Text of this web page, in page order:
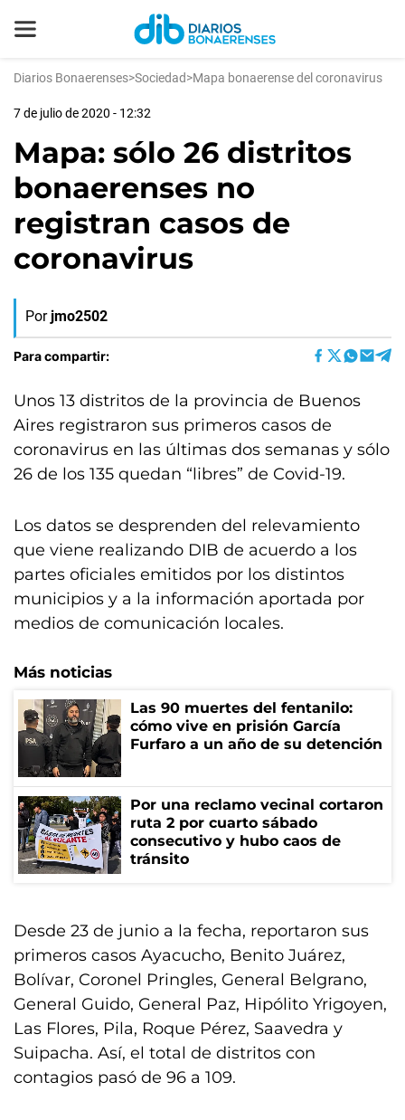
Diarios Bonaerenses>Sociedad>Mapa bonaerense del coronavirus
7 de julio de 2020 - 12:32
Mapa: sólo 26 distritos
bonaerenses no
registran casos de
coronavirus
Por jmo2502
Para compartir:
Unos 13 distritos de la provincia de Buenos
Aires registraron sus primeros casos de
coronavirus en las últimas dos semanas y sólo
26 de los 135 quedan “libres” de Covid-19.
Los datos se desprenden del relevamiento
que viene realizando DIB de acuerdo a los
partes oficiales emitidos por los distintos
municipios y a la información aportada por
medios de comunicación locales.
Más noticias
Las 90 muertes del fentanilo:
cómo vive en prisión García
Furfaro a un año de su detención
Por una reclamo vecinal cortaron
ruta 2 por cuarto sábado
consecutivo y hubo caos de
tránsito
Desde 23 de junio a la fecha, reportaron sus
primeros casos Ayacucho, Benito Juárez,
Bolívar, Coronel Pringles, General Belgrano,
General Guido, General Paz, Hipólito Yrigoyen,
Las Flores, Pila, Roque Pérez, Saavedra y
Suipacha. Así, el total de distritos con
contagios pasó de 96 a 109.